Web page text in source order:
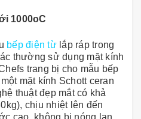
1000oC
bếp điện từlắp ráp trong
thường sử dụng mặt kính
trang bị cho mẫu bếp
mặt kính Schott ceran
thuật đẹp mắt có khả
chịu nhiệt lên đến